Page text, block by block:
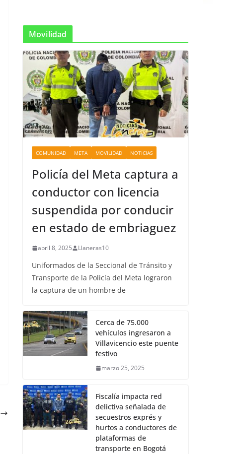
Movilidad
COMUNIDAD META MOVILIDAD NOTICIAS
Policía del Meta captura a
conductor con licencia
suspendida por conducir
en estado de embriaguez
abril 8, 2025 Llaneras10
Uniformados de la Seccional de Tránsito y
Transporte de la Policía del Meta lograron
la captura de un hombre de
Cerca de 75.000
vehículos ingresaron a
Villavicencio este puente
festivo
marzo 25, 2025
Fiscalía impacta red
delictiva señalada de
secuestros exprés y
hurtos a conductores de
plataformas de
transporte en Bogotá